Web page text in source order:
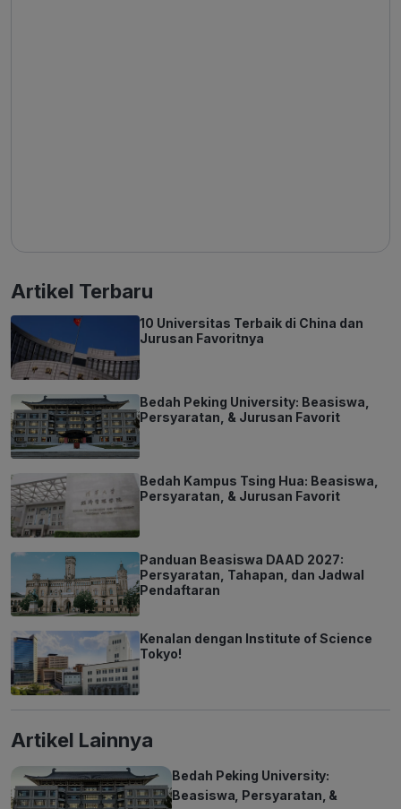
Artikel Terbaru
10 Universitas Terbaik di China dan
Jurusan Favoritnya
Bedah Peking University: Beasiswa,
Persyaratan, & Jurusan Favorit
Bedah Kampus Tsing Hua: Beasiswa,
Persyaratan, & Jurusan Favorit
Panduan Beasiswa DAAD 2027:
Persyaratan, Tahapan, dan Jadwal
Pendaftaran
Kenalan dengan Institute of Science
Tokyo!
Artikel Lainnya
Bedah Peking University:
Beasiswa, Persyaratan, &